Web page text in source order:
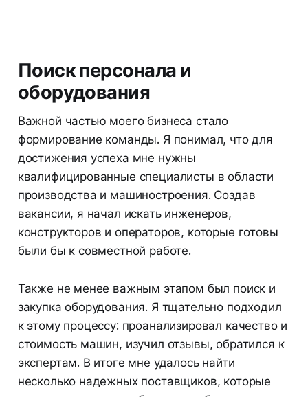
Поиск персонала и
оборудования
Важной частью моего бизнеса стало
формирование команды. Я понимал, что для
достижения успеха мне нужны
квалифицированные специалисты в области
производства и машиностроения. Создав
вакансии, я начал искать инженеров,
конструкторов и операторов, которые готовы
были бы к совместной работе.
Также не менее важным этапом был поиск и
закупка оборудования. Я тщательно подходил
к этому процессу: проанализировал качество и
стоимость машин, изучил отзывы, обратился к
экспертам. В итоге мне удалось найти
несколько надежных поставщиков, которые